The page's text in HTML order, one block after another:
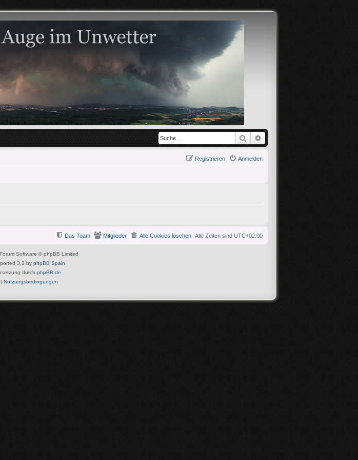
Suche
Anmelden
Registrieren
Alle Zeiten sind UTC+02:00
Alle Cookies löschen
Mitglieder
Das Team
Software © phpBB Limited
ported 3.3 by phpBB Spain
durch phpBB.de
Nutzungsbedingungen